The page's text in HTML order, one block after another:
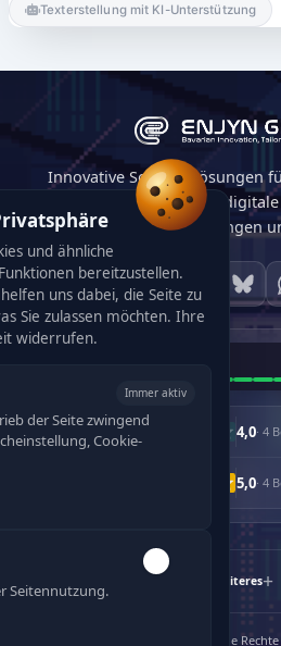
Texterstellung mit KI-Unterstützung
Innovative Softwarelösungen
Größe. Wir machen Ihre
maßgeschneiderten Lösungen
4,0· 4
5,0· 4
Weiteres
Gruppe. Alle
und ähnliche
bereitzustellen.
uns dabei, die Seite zu
Sie zulassen möchten. Ihre
widerrufen.
Immer aktiv
der Seite zwingend
Cookie-
Seitennutzung.